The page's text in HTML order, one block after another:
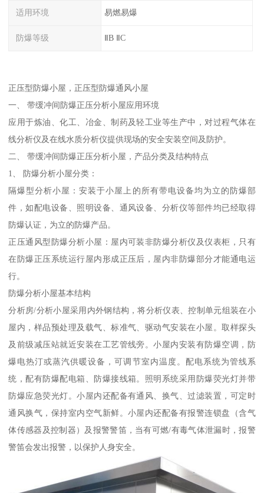
适用环境 易燃易爆
防爆等级 ⅡB ⅡC
正压型防爆小屋，正压型防爆通风小屋
一、 带缓冲间防爆正压分析小屋应用环境
应用于炼油、化工、冶金、制药及轻工业等生产中，对过程气体在
线分析仪及在线水质分析仪提供现场的安全安装空间及防护。
二、 带缓冲间防爆正压分析小屋，产品分类及结构特点
1、 防爆分析小屋分类：
隔爆型分析小屋：安装于小屋上的所有带电设备均为立的防爆部
件，如配电设备、照明设备、通风设备、分析仪等部件均已经取得
防爆认证，为立的防爆产品。
正压通风型防爆分析小屋：屋内可装非防爆分析仪及仪表柜，只有
在防爆正压系统运行屋内形成正压后，屋内非防爆部分才能通电运
行。
防爆分析小屋基本结构
分析房/分析小屋采用内外钢结构，将分析仪表、控制单元组装在小
屋内，样品预处理及载气、标准气、驱动气安装在小屋。取样探头
及前级减压站就近安装在工艺管线旁。小屋内安装有防爆空调，防
爆电热汀或蒸汽供暖设备，可调节室内温度。配电系统为管线系
统，配有防爆配电箱、防爆接线箱。照明系统采用防爆荧光灯并带
防爆应急荧光灯。小屋内还配备有通风、换气、过滤装置，可定时
通风换气，保持室内空气新鲜。小屋内还配备有报警连锁盘（含气
体传感器及控制器）及报警警笛，当有可燃/有毒气体泄漏时，报警
警笛会发出报警，以保护人身安全。